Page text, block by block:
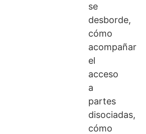
se
desborde,
cómo
acompañar
el
acceso
a
partes
disociadas,
cómo